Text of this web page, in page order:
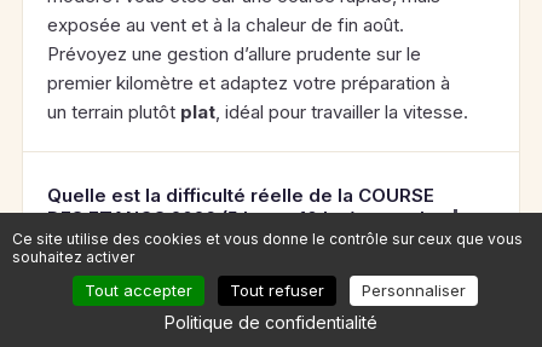
exposée au vent et à la chaleur de fin août.
Prévoyez une gestion d’allure prudente sur le
premier kilomètre et adaptez votre préparation à
un terrain plutôt plat, idéal pour travailler la vitesse.
Quelle est la difficulté réelle de la COURSE
DES ETANGS 2026 (5 km et 10 km) et quel
type de coureur sera le plus à l’aise ?
Comment gérer son allure et structurer
Ce site utilise des cookies et vous donne le contrôle sur ceux que vous
souhaitez activer
Tout accepter Tout refuser Personnaliser
Politique de confidentialité